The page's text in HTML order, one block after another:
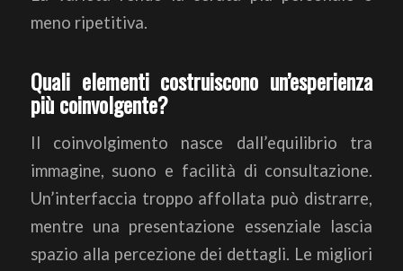
meno ripetitiva.
Quali elementi costruiscono un’esperienza
più coinvolgente?
Il coinvolgimento nasce dall’equilibrio tra
immagine, suono e facilità di consultazione.
Un’interfaccia troppo affollata può distrarre,
mentre una presentazione essenziale lascia
spazio alla percezione dei dettagli. Le migliori